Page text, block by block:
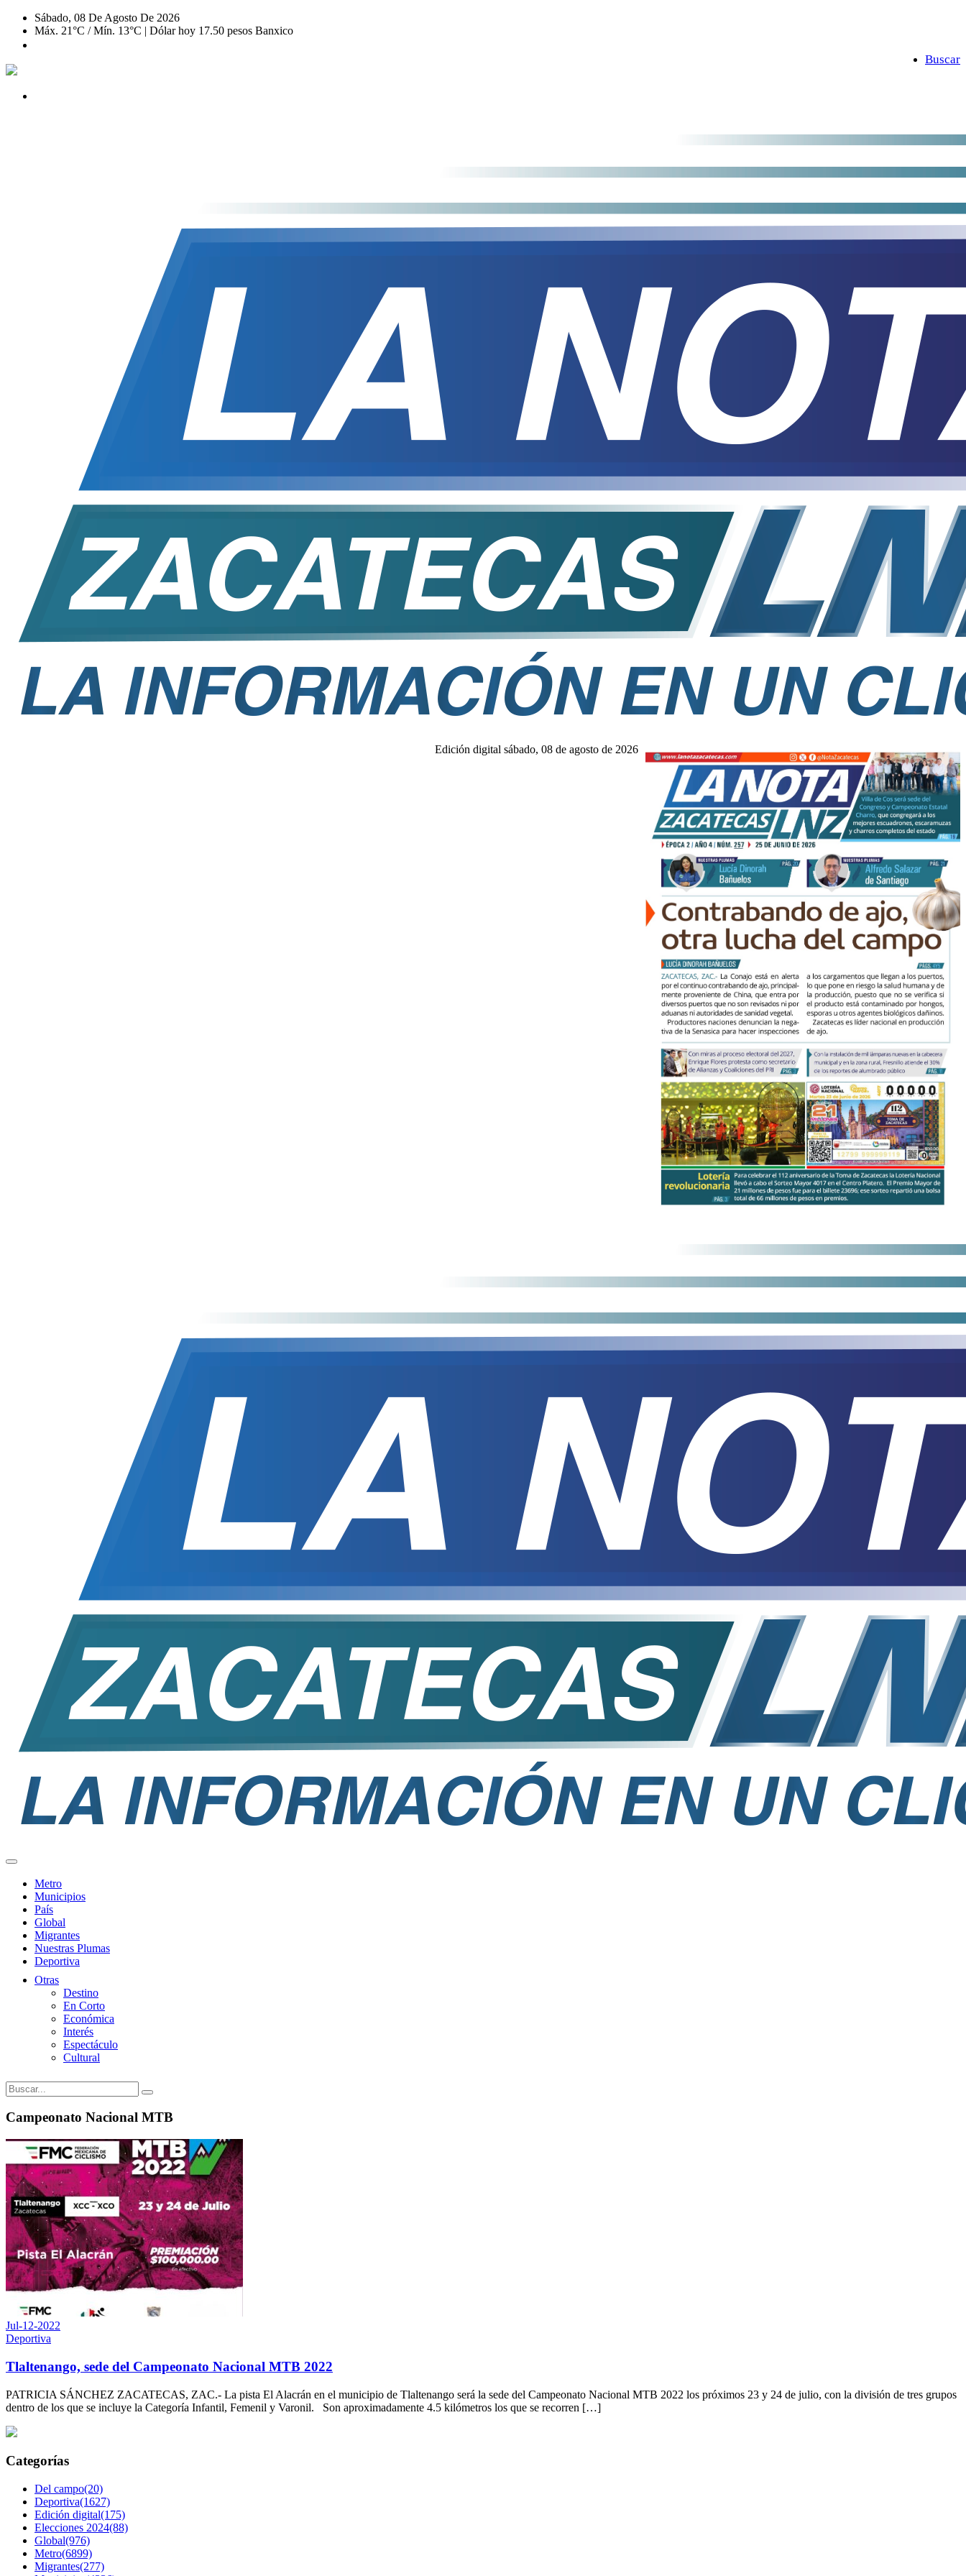
Sábado, 08 De Agosto De 2026
Máx. 21°C / Mín. 13°C | Dólar hoy 17.50 pesos Banxico
Buscar
Edición digital sábado, 08 de agosto de 2026
Metro
Municipios
País
Global
Migrantes
Nuestras Plumas
Deportiva
Otras
Destino
En Corto
Económica
Interés
Espectáculo
Cultural
Campeonato Nacional MTB
Jul-12-2022
Deportiva
Tlaltenango, sede del Campeonato Nacional MTB 2022
PATRICIA SÁNCHEZ ZACATECAS, ZAC.- La pista El Alacrán en el municipio de Tlaltenango será la sede del Campeonato Nacional MTB 2022 los próximos 23 y 24 de julio, con la división de tres grupos
dentro de los que se incluye la Categoría Infantil, Femenil y Varonil. Son aproximadamente 4.5 kilómetros los que se recorren […]
Categorías
Del campo(20)
Deportiva(1627)
Edición digital(175)
Elecciones 2024(88)
Global(976)
Metro(6899)
Migrantes(277)